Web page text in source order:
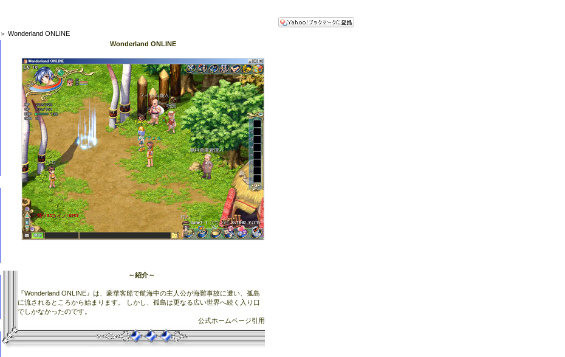
＞ Wonderland ONLINE
Wonderland ONLINE
～紹介～
『Wonderland ONLINE』は、豪華客船で航海中の主人公が海難事故に遭い、孤島
に流されるところから始まります。 しかし、孤島は更なる広い世界へ続く入り口
でしかなかったのです。
公式ホームページ引用